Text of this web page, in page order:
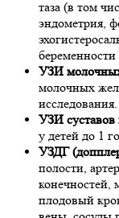
таза (в том
эндометрия,
УЗИ
молочных
исследования.
УЗИ суставов
у детей до 1
УЗДГ
полости,
конечностей,
плодовый